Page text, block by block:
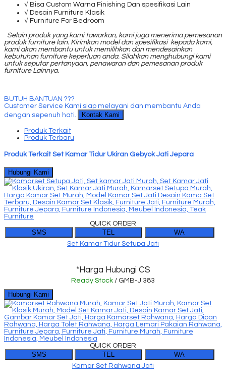
√ Bisa Custom Warna Finishing Dan spesifikasi Lain
√ Desain Furniture Klasik
√ Furniture For Bedroom
Selain produk yang kami tawarkan, kami juga menerima pemesanan
produk furniture lain. Kirimkan model dan spesifikasi kepada kami,
kami akan membantu untuk memilihkan dan mendesainkan
kebutuhan furniture keperluan anda. Silahkan menghubungi kami
untuk seputar pertanyaan, penawaran dan pemesanan produk
furniture Lainnya.
BUTUH BANTUAN ???
Customer Service Kami siap melayani dan membantu Anda
dengan sepenuh hati.
Kontak Kami
Produk Terkait
Produk Terbaru
Produk Terkait Set Kamar Tidur Ukiran Gebyok Jati Jepara
Hubungi Kami
QUICK ORDER
SMS TEL WA
Set Kamar Tidur Setupa Jati
*Harga Hubungi CS
Ready Stock / GMB-J 383
Hubungi Kami
QUICK ORDER
SMS TEL WA
Kamar Set Rahwana Jati